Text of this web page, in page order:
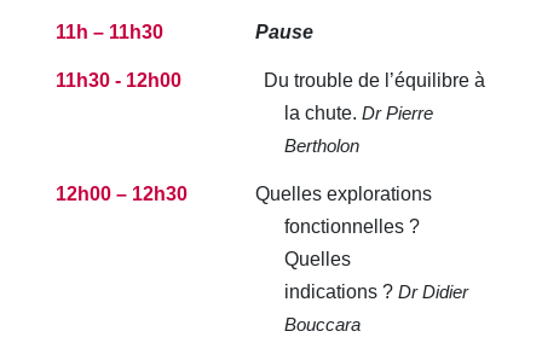
11h – 11h30 Pause
11h30 - 12h00
Du trouble de l’équilibre à
la chute. Dr Pierre
Bertholon
12h00 – 12h30 Quelles explorations
fonctionnelles ?
Quelles
indications ? Dr Didier
Bouccara